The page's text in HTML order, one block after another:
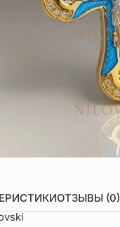
ОТЗЫВЫ (0)